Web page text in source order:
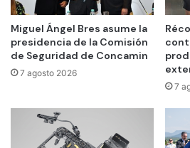
Miguel Ángel Bres asume la
presidencia de la Comisión
de Seguridad de Concamin
7 agosto 2026
7